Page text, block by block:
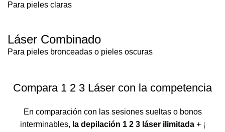
Para pieles claras
Láser Combinado
Para pieles bronceadas o pieles oscuras
Compara 1 2 3 Láser con la competencia
En comparación con las sesiones sueltas o bonos
interminables, la depilación 1 2 3 láser ilimitada+ ¡